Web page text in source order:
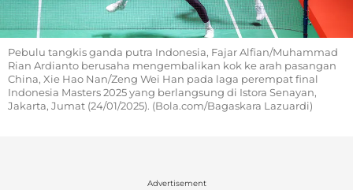
Pebulu tangkis ganda putra Indonesia, Fajar Alfian/Muhammad
Rian Ardianto berusaha mengembalikan kok ke arah pasangan
China, Xie Hao Nan/Zeng Wei Han pada laga perempat final
Indonesia Masters 2025 yang berlangsung di Istora Senayan,
Jakarta, Jumat (24/01/2025). (Bola.com/Bagaskara Lazuardi)
Advertisement